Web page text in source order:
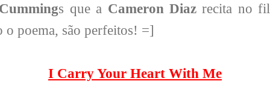
s que a Cameron Diazrecita no
o poema, são perfeitos! =]
I Carry Your Heart With Me